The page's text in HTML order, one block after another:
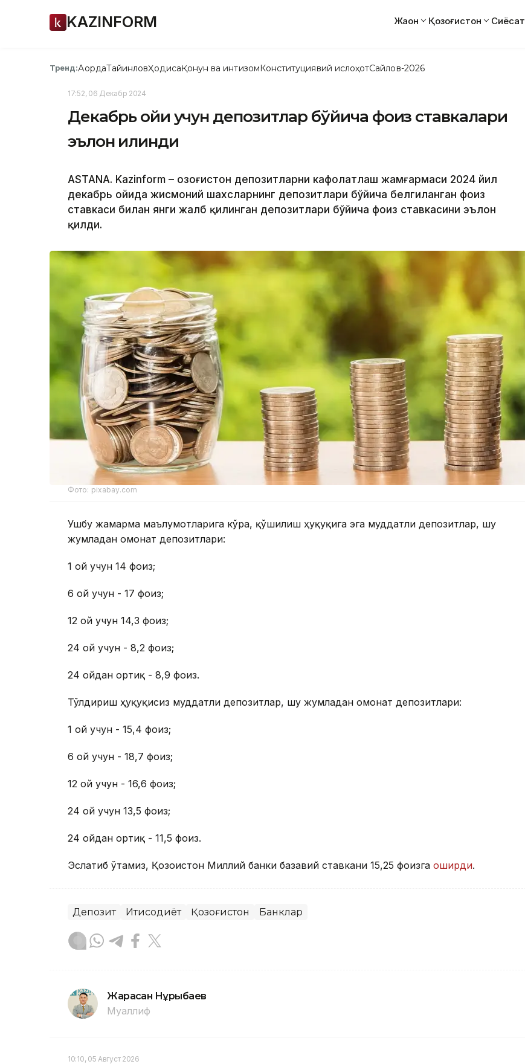
KAZINFORM Жаҳон Қозоғистон Сиёсат
Тренд:АқордаТайинловҲодисаҚонун ва интизомКонституциявий ислоҳотСайлов-2026
17:52, 06 Декабр 2024
Декабрь ойи учун депозитлар бўйича фоиз ставкалари
эълон қилинди
ASTANA. Kazinform – Қозоғистон депозитларни кафолатлаш жамғармаси 2024 йил
декабрь ойида жисмоний шахсларнинг депозитлари бўйича белгиланган фоиз
ставкаси билан янги жалб қилинган депозитлари бўйича фоиз ставкасини эълон
қилди.
Фото: pixabay.com
Ушбу жамғарма маълумотларига кўра, қўшилиш ҳуқуқига эга муддатли депозитлар, шу
жумладан омонат депозитлари:
1 ой учун 14 фоиз;
6 ой учун - 17 фоиз;
12 ой учун 14,3 фоиз;
24 ой учун - 8,2 фоиз;
24 ойдан ортиқ - 8,9 фоиз.
Тўлдириш ҳуқуқисиз муддатли депозитлар, шу жумладан омонат депозитлари:
1 ой учун - 15,4 фоиз;
6 ой учун - 18,7 фоиз;
12 ой учун - 16,6 фоиз;
24 ой учун 13,5 фоиз;
24 ойдан ортиқ - 11,5 фоиз.
Эслатиб ўтамиз, Қозоғистон Миллий банки базавий ставкани 15,25 фоизга оширди.
Депозит Иқтисодиёт Қозоғистон Банклар
Жарасқан Нұрыбаев
Муаллиф
10:10, 05 Август 2026